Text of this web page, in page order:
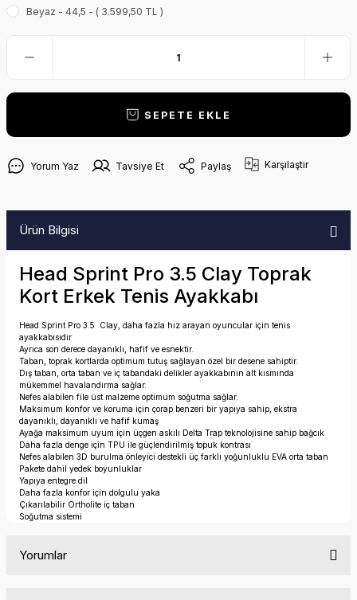
Beyaz - 44,5 - ( 3.599,50 TL )
SEPETE EKLE
Yorum Yaz Tavsiye Et Paylaş Karşılaştır
Ürün Bilgisi
Head Sprint Pro 3.5 Clay Toprak
Kort Erkek Tenis Ayakkabı
Head Sprint Pro 3.5 Clay, daha fazla hız arayan oyuncular için tenis
ayakkabısıdır
Ayrıca son derece dayanıklı, hafif ve esnektir.
Taban, toprak kortlarda optimum tutuş sağlayan özel bir desene sahiptir.
Dış taban, orta taban ve iç tabandaki delikler ayakkabının alt kısmında
mükemmel havalandırma sağlar.
Nefes alabilen file üst malzeme optimum soğutma sağlar.
Maksimum konfor ve koruma için çorap benzeri bir yapıya sahip, ekstra
dayanıklı, dayanıklı ve hafif kumaş
Ayağa maksimum uyum için üçgen askılı Delta Trap teknolojisine sahip bağcık
Daha fazla denge için TPU ile güçlendirilmiş topuk kontrası
Nefes alabilen 3D burulma önleyici destekli üç farklı yoğunluklu EVA orta taban
Pakete dahil yedek boyunluklar
Yapıya entegre dil
Daha fazla konfor için dolgulu yaka
Çıkarılabilir Ortholite iç taban
Soğutma sistemi
Yorumlar